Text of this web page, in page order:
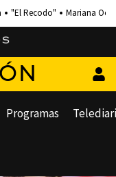
"El Recodo" Mariana
Programas